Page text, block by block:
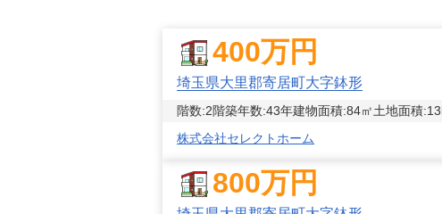
400万円
埼玉県大里郡寄居町大字鉢形
階数:2階築年数:43年建物面積:84㎡土地面積:
株式会社セレクトホーム
800万円